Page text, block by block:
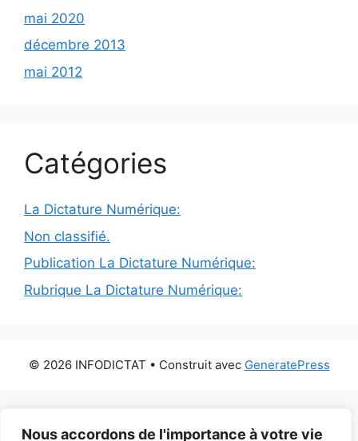
Nous accordons de l'importance à votre vie
mai 2020
décembre 2013
mai 2012
Catégories
La Dictature Numérique:
Non classifié.
Publication La Dictature Numérique:
Rubrique La Dictature Numérique:
© 2026 INFODICTAT • Construit avec GeneratePress